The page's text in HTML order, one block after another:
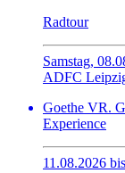
Radtour
Samstag,
ADFC
Goethe VR.
Experience
11.08.2026